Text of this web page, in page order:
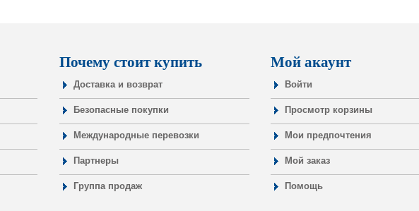
Почему стоит купить
Доставка и возврат
Безопасные покупки
Международные перевозки
Партнеры
Группа продаж
Мой акаунт
Войти
Просмотр корзины
Мои предпочтения
Мой заказ
Помощь